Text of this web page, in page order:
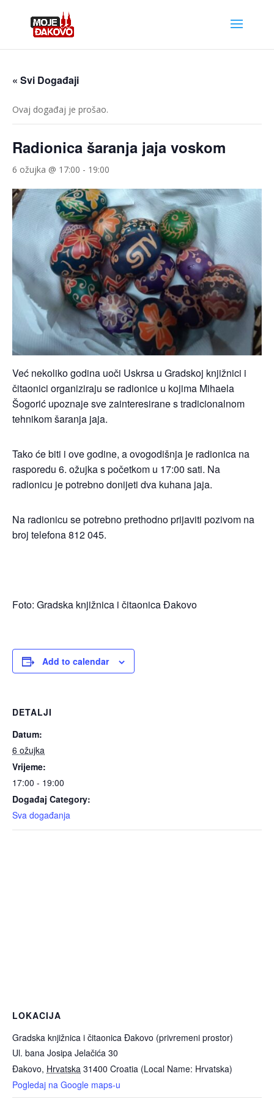
« Svi Događaji
Ovaj događaj je prošao.
Radionica šaranja jaja voskom
6 ožujka @ 17:00 - 19:00
Već nekoliko godina uoči Uskrsa u Gradskoj knjižnici i
čitaonici organiziraju se radionice u kojima Mihaela
Šogorić upoznaje sve zainteresirane s tradicionalnom
tehnikom šaranja jaja.
Tako će biti i ove godine, a ovogodišnja je radionica na
rasporedu 6. ožujka s početkom u 17:00 sati. Na
radionicu je potrebno donijeti dva kuhana jaja.
Na radionicu se potrebno prethodno prijaviti pozivom na
broj telefona 812 045.
Foto: Gradska knjižnica i čitaonica Đakovo
Add to calendar
DETALJI
Datum:
6 ožujka
Vrijeme:
17:00 - 19:00
Događaj Category:
Sva događanja
LOKACIJA
Gradska knjižnica i čitaonica Đakovo (privremeni prostor)
Ul. bana Josipa Jelačića 30
Đakovo, Hrvatska 31400 Croatia (Local Name: Hrvatska)
Pogledaj na Google maps-u